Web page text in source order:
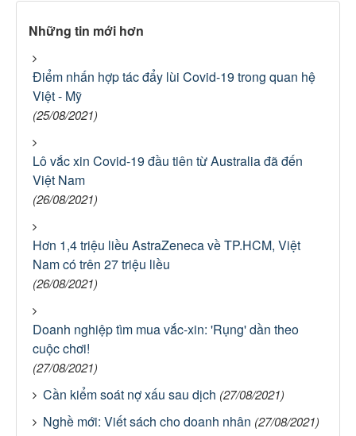
Những tin mới hơn
Điểm nhấn hợp tác đẩy lùi Covid-19 trong quan hệ
Việt - Mỹ
(25/08/2021)
Lô vắc xin Covid-19 đầu tiên từ Australia đã đến
Việt Nam
(26/08/2021)
Hơn 1,4 triệu liều AstraZeneca về TP.HCM, Việt
Nam có trên 27 triệu liều
(26/08/2021)
Doanh nghiệp tìm mua vắc-xin: 'Rụng' dần theo
cuộc chơi!
(27/08/2021)
Cần kiểm soát nợ xấu sau dịch (27/08/2021)
Nghề mới: Viết sách cho doanh nhân (27/08/2021)